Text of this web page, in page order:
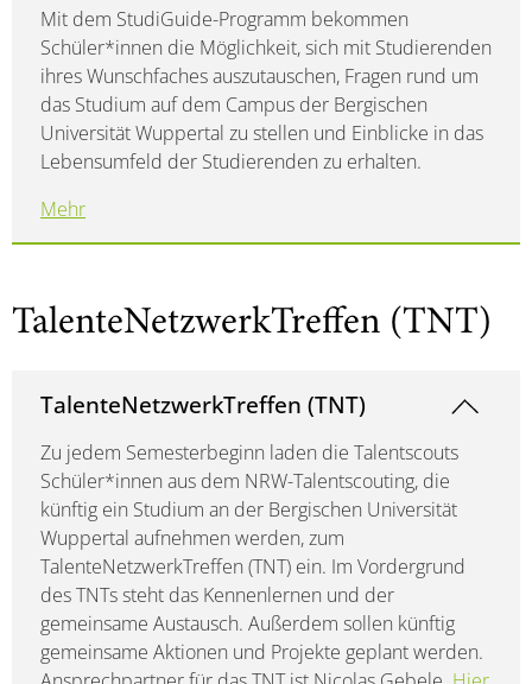
Mit dem StudiGuide-Programm bekommen
Schüler*innen die Möglichkeit, sich mit Studierenden
ihres Wunschfaches auszutauschen, Fragen rund um
das Studium auf dem Campus der Bergischen
Universität Wuppertal zu stellen und Einblicke in das
Lebensumfeld der Studierenden zu erhalten.
Mehr
TalenteNetzwerkTreffen (TNT)
TalenteNetzwerkTreffen (TNT)
Zu jedem Semesterbeginn laden die Talentscouts
Schüler*innen aus dem NRW-Talentscouting, die
künftig ein Studium an der Bergischen Universität
Wuppertal aufnehmen werden, zum
TalenteNetzwerkTreffen (TNT) ein. Im Vordergrund
des TNTs steht das Kennenlernen und der
gemeinsame Austausch. Außerdem sollen künftig
gemeinsame Aktionen und Projekte geplant werden.